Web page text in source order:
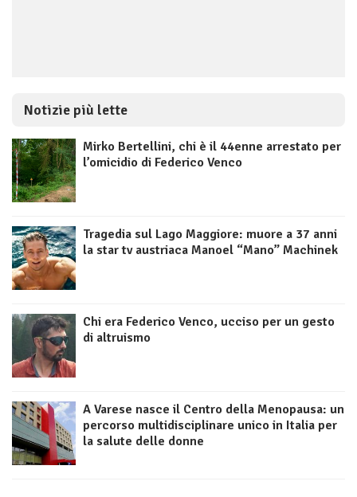
Notizie più lette
Mirko Bertellini, chi è il 44enne arrestato per
l’omicidio di Federico Venco
Tragedia sul Lago Maggiore: muore a 37 anni
la star tv austriaca Manoel “Mano” Machinek
Chi era Federico Venco, ucciso per un gesto
di altruismo
A Varese nasce il Centro della Menopausa: un
percorso multidisciplinare unico in Italia per
la salute delle donne